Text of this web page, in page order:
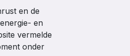
en de
en
vermelde
onder